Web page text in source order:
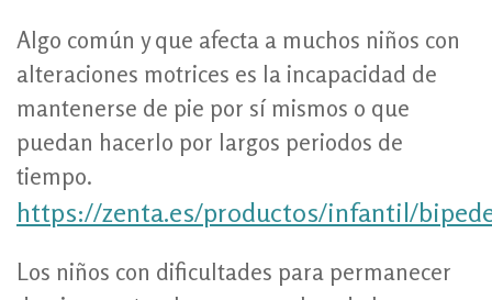
Algo común y que afecta a muchos niños con
alteraciones motrices es la incapacidad de
mantenerse de pie por sí mismos o que
puedan hacerlo por largos periodos de
tiempo.
https://zenta.es/productos/infantil/
Los niños con dificultades para permanecer